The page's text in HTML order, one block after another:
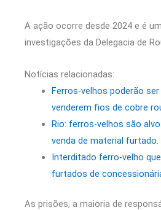
A ação ocorre desde 2024 e é
investigações da Delegacia de
Notícias relacionadas:
Ferros-velhos poderão
venderem fios de cobre
Rio: ferros-velhos são
venda de material furtado.
Interditado ferro-velho
furtados de
As prisões, a maioria de